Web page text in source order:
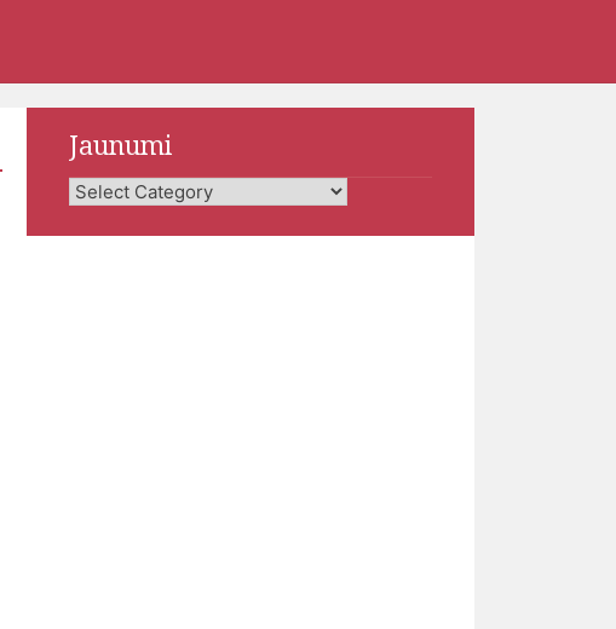
Jaunumi
Jaunumi